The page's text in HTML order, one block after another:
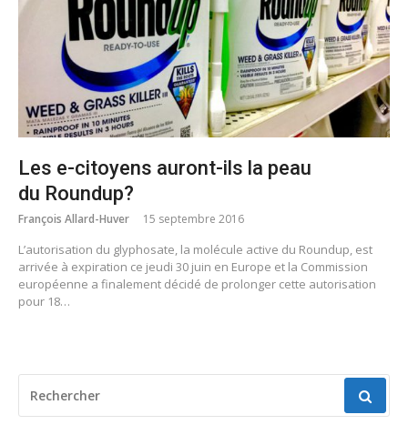
Les e-citoyens auront-ils la peau
du Roundup?
François Allard-Huver 15 septembre 2016
L’autorisation du glyphosate, la molécule active du Roundup, est
arrivée à expiration ce jeudi 30 juin en Europe et la Commission
européenne a finalement décidé de prolonger cette autorisation
pour 18…
POUR
: